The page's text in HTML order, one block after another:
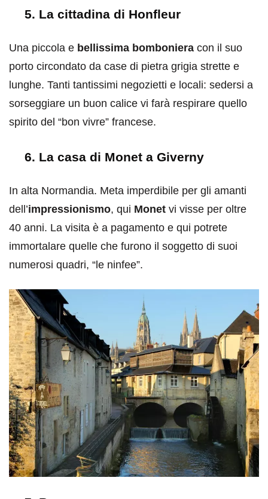
5. La cittadina di Honfleur
Una piccola e bellissima bomboniera con il suo
porto circondato da case di pietra grigia strette e
lunghe. Tanti tantissimi negozietti e locali: sedersi a
sorseggiare un buon calice vi farà respirare quello
spirito del “bon vivre” francese.
6. La casa di Monet a Giverny
In alta Normandia. Meta imperdibile per gli amanti
dell’impressionismo, qui Monet vi visse per oltre
40 anni. La visita è a pagamento e qui potrete
immortalare quelle che furono il soggetto di suoi
numerosi quadri, “le ninfee”.